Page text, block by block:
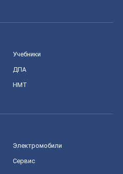
Учебники
ДПА
НМТ
Электромобили
Сервис